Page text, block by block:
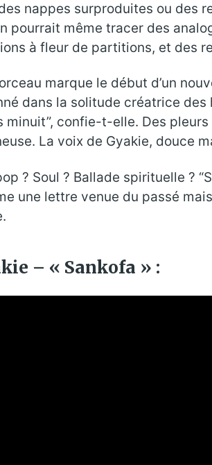
nappes surproduites ou des
pourrait même tracer des
à fleur de partitions, et des
marque le début d’un
dans la solitude créatrice des
minuit”, confie-t-elle. Des pleurs
La voix de Gyakie, douce
? Soul ? Ballade spirituelle ?
une lettre venue du passé
– « Sankofa » :